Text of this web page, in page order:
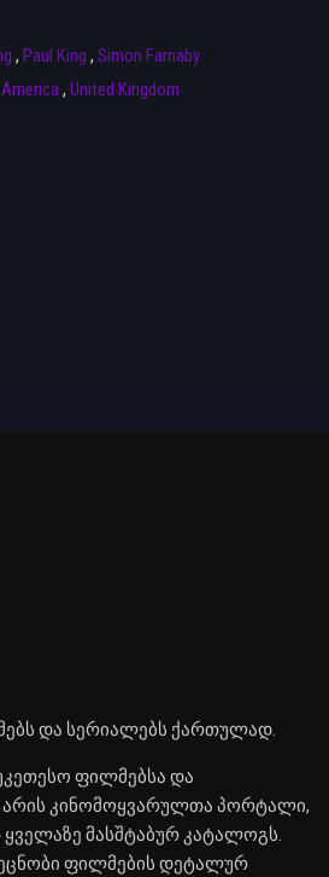
, Paul King , Simon Farnaby
, United Kingdom
და სერიალებს ქართულად.
ფილმებსა და
არის კინომოყვარულთა პორტალი,
მასშტაბურ კატალოგს.
ფილმების დეტალურ